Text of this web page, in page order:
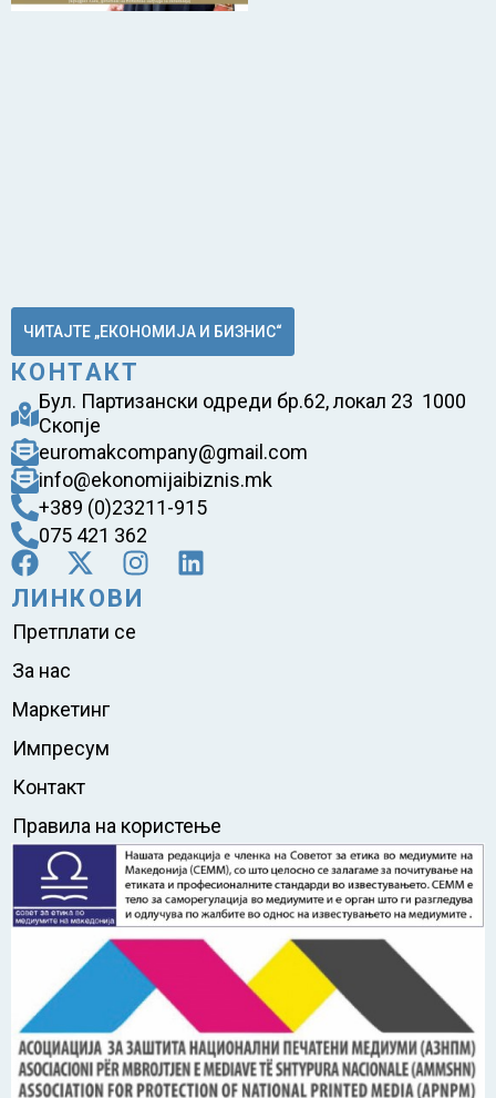
ЧИТАЈТЕ „ЕКОНОМИЈА И БИЗНИС“
КОНТАКТ
Бул. Партизански одреди бр.62, локал 23 1000
Скопје
euromakcompany@gmail.com
info@ekonomijaibiznis.mk
+389 (0)23211-915
075 421 362
ЛИНКОВИ
Претплати се
За нас
Маркетинг
Импресум
Контакт
Правила на користење